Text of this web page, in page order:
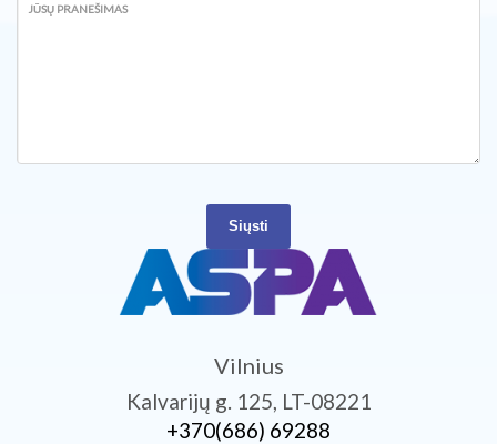
JŪSŲ PRANEŠIMAS
Siųsti
Vilnius
Kalvarijų g. 125, LT-08221
+370­(686) 69288